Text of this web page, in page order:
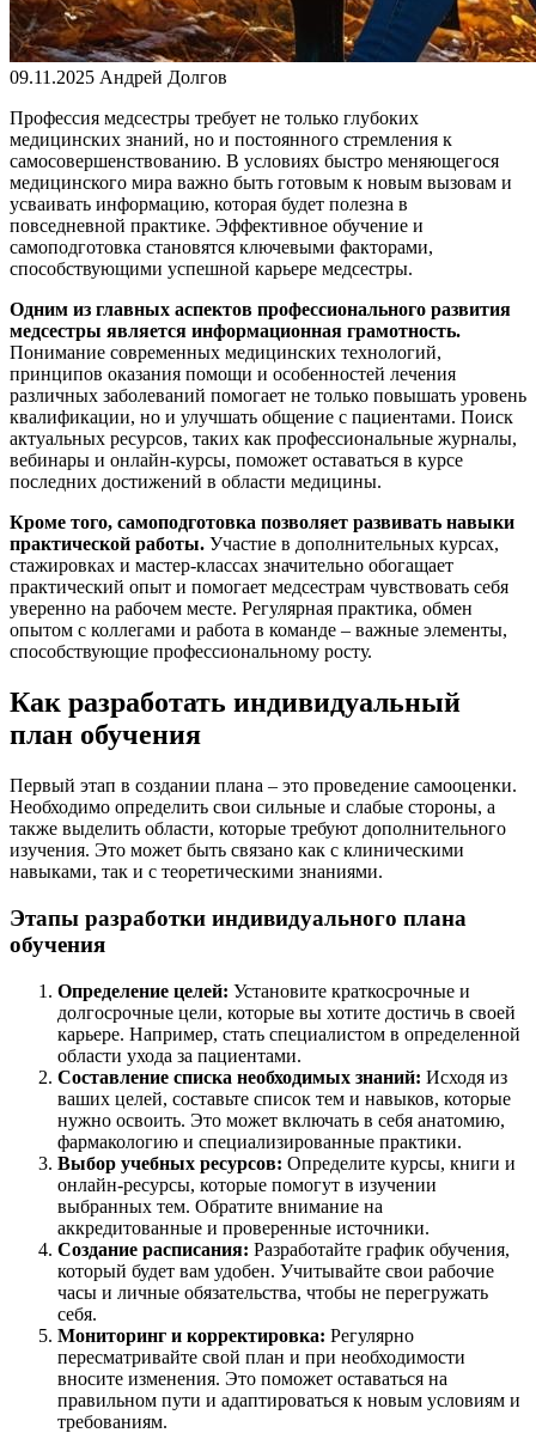
09.11.2025 Андрей Долгов
Профессия медсестры требует не только глубоких
медицинских знаний, но и постоянного стремления к
самосовершенствованию. В условиях быстро меняющегося
медицинского мира важно быть готовым к новым вызовам и
усваивать информацию, которая будет полезна в
повседневной практике. Эффективное обучение и
самоподготовка становятся ключевыми факторами,
способствующими успешной карьере медсестры.
Одним из главных аспектов профессионального развития
медсестры является информационная грамотность.
Понимание современных медицинских технологий,
принципов оказания помощи и особенностей лечения
различных заболеваний помогает не только повышать уровень
квалификации, но и улучшать общение с пациентами. Поиск
актуальных ресурсов, таких как профессиональные журналы,
вебинары и онлайн-курсы, поможет оставаться в курсе
последних достижений в области медицины.
Кроме того, самоподготовка позволяет развивать навыки
практической работы. Участие в дополнительных курсах,
стажировках и мастер-классах значительно обогащает
практический опыт и помогает медсестрам чувствовать себя
уверенно на рабочем месте. Регулярная практика, обмен
опытом с коллегами и работа в команде – важные элементы,
способствующие профессиональному росту.
Как разработать индивидуальный
план обучения
Первый этап в создании плана – это проведение самооценки.
Необходимо определить свои сильные и слабые стороны, а
также выделить области, которые требуют дополнительного
изучения. Это может быть связано как с клиническими
навыками, так и с теоретическими знаниями.
Этапы разработки индивидуального плана
обучения
Определение целей: Установите краткосрочные и
долгосрочные цели, которые вы хотите достичь в своей
карьере. Например, стать специалистом в определенной
области ухода за пациентами.
Составление списка необходимых знаний: Исходя из
ваших целей, составьте список тем и навыков, которые
нужно освоить. Это может включать в себя анатомию,
фармакологию и специализированные практики.
Выбор учебных ресурсов: Определите курсы, книги и
онлайн-ресурсы, которые помогут в изучении
выбранных тем. Обратите внимание на
аккредитованные и проверенные источники.
Создание расписания: Разработайте график обучения,
который будет вам удобен. Учитывайте свои рабочие
часы и личные обязательства, чтобы не перегружать
себя.
Мониторинг и корректировка: Регулярно
пересматривайте свой план и при необходимости
вносите изменения. Это поможет оставаться на
правильном пути и адаптироваться к новым условиям и
требованиям.